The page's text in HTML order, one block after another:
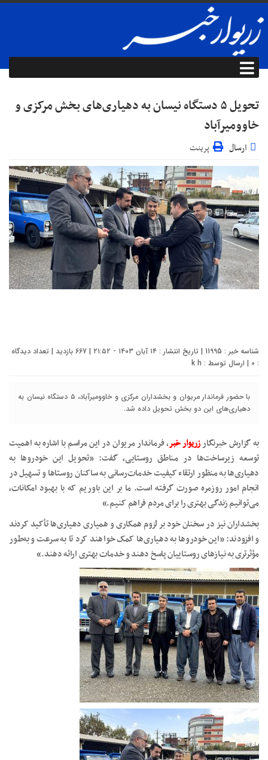
تحویل ۵ دستگاه نیسان به دهیاری‌های بخش مرکزی و
خاوومیرآباد
ارسال پرینت
شناسه خبر : 11995 | تاریخ انتشار : ۱۴ آبان ۱۴۰۳ - ۲۱:۵۲ | 667 بازدید | تعداد دیدگاه
:
0 | ارسال توسط : k h
با حضور فرماندار مریوان و بخشداران مرکزی و خاوومیرآباد، ۵ دستگاه نیسان به
دهیاری‌های این دو بخش تحویل داده شد.
به گزارش خبرنگارزریوار خبر، فرماندار مریوان در این مراسم با اشاره به اهمیت
توسعه زیرساخت‌ها در مناطق روستایی، گفت: «تحویل این خودروها به
دهیاری‌ها به منظور ارتقاء کیفیت خدمات‌رسانی به ساکنان روستاها و تسهیل در
انجام امور روزمره صورت گرفته است. ما بر این باوریم که با بهبود امکانات،
می‌توانیم زندگی بهتری را برای مردم فراهم کنیم.»
بخشداران نیز در سخنان خود بر لزوم همکاری و همیاری دهیاری‌ها تأکید کردند
و افزودند: «این خودروها به دهیاری‌ها کمک خواهند کرد تا به سرعت و به‌طور
مؤثرتری به نیازهای روستاییان پاسخ دهند و خدمات بهتری ارائه دهند.»